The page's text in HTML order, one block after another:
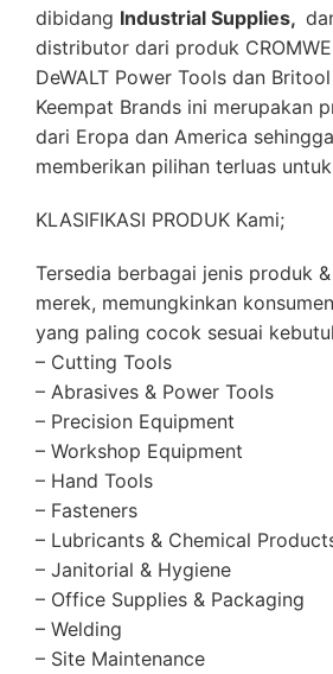
dibidang Industrial Supplies,
distributor dari produk
DeWALT Power Tools dan
Keempat Brands ini merupakan
dari Eropa dan America
memberikan pilihan terluas
KLASIFIKASI PRODUK Kami;
Tersedia berbagai jenis produk
merek, memungkinkan
yang paling cocok sesuai
– Cutting Tools
– Abrasives & Power Tools
– Precision Equipment
– Workshop Equipment
– Hand Tools
– Fasteners
– Lubricants & Chemical
– Janitorial & Hygiene
– Office Supplies & Packaging
– Welding
– Site Maintenance